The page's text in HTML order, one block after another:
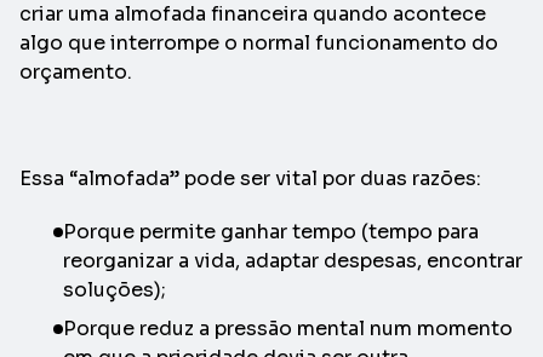
criar uma almofada financeira quando acontece
algo que interrompe o normal funcionamento do
orçamento.
Essa “almofada” pode ser vital por duas razões:
Porque permite ganhar tempo (tempo para
reorganizar a vida, adaptar despesas, encontrar
soluções);
Porque reduz a pressão mental num momento